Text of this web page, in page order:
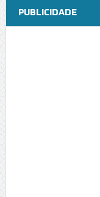
PUBLICIDADE